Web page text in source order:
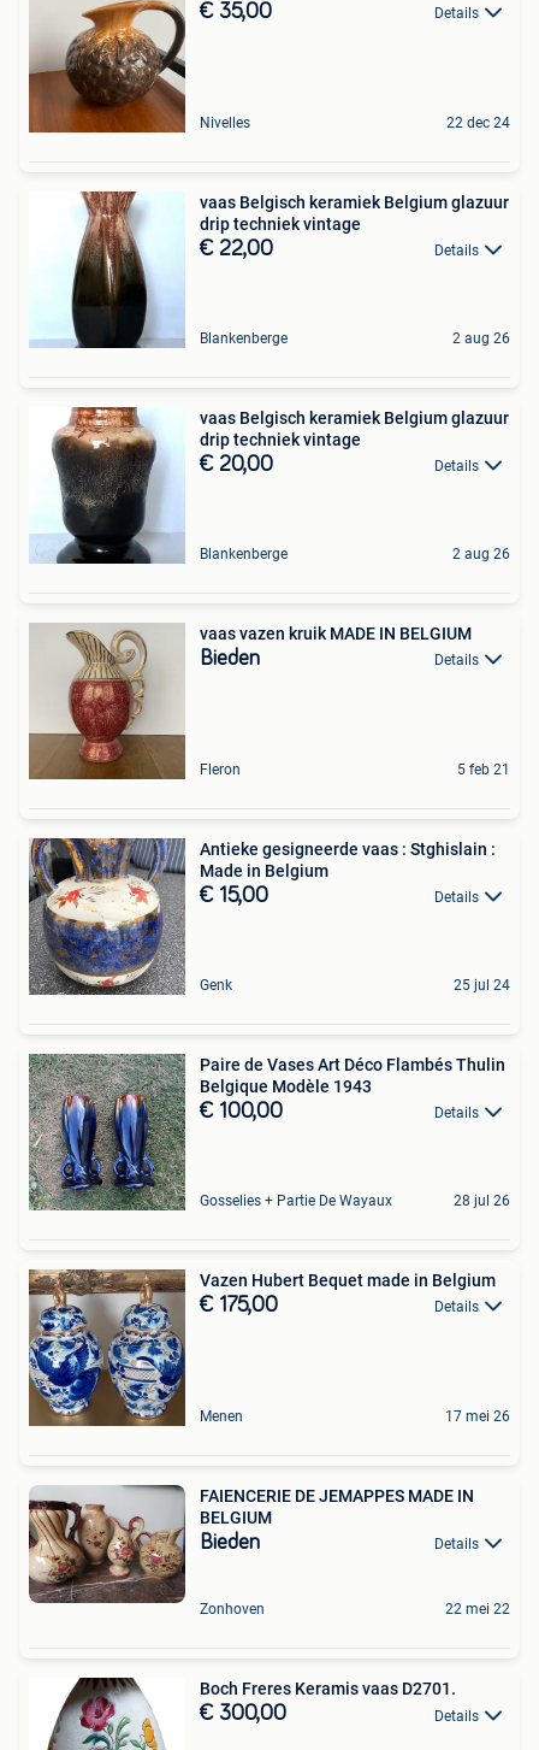
€ 35,00 Details
Nivelles 22 dec 24
vaas Belgisch keramiek Belgium glazuur
drip techniek vintage
€ 22,00 Details
Blankenberge 2 aug 26
vaas Belgisch keramiek Belgium glazuur
drip techniek vintage
€ 20,00 Details
Blankenberge 2 aug 26
vaas vazen kruik MADE IN BELGIUM
Bieden Details
Fleron 5 feb 21
Antieke gesigneerde vaas : Stghislain :
Made in Belgium
€ 15,00 Details
Genk 25 jul 24
Paire de Vases Art Déco Flambés Thulin
Belgique Modèle 1943
€ 100,00 Details
Gosselies + Partie De Wayaux 28 jul 26
Vazen Hubert Bequet made in Belgium
€ 175,00 Details
Menen 17 mei 26
FAIENCERIE DE JEMAPPES MADE IN
BELGIUM
Bieden Details
Zonhoven 22 mei 22
Boch Freres Keramis vaas D2701.
€ 300,00 Details